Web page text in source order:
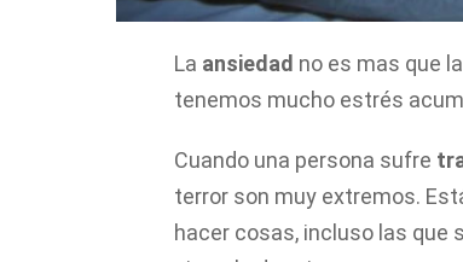
La ansiedad no es mas que
tenemos mucho estrés
Cuando una persona sufre
terror son muy extremos.
hacer cosas, incluso las que